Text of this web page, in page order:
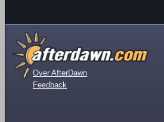
Over AfterDawn
Feedback